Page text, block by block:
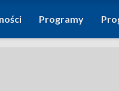
Programy